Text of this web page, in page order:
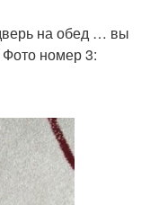
на обед … вы
Фото номер 3: